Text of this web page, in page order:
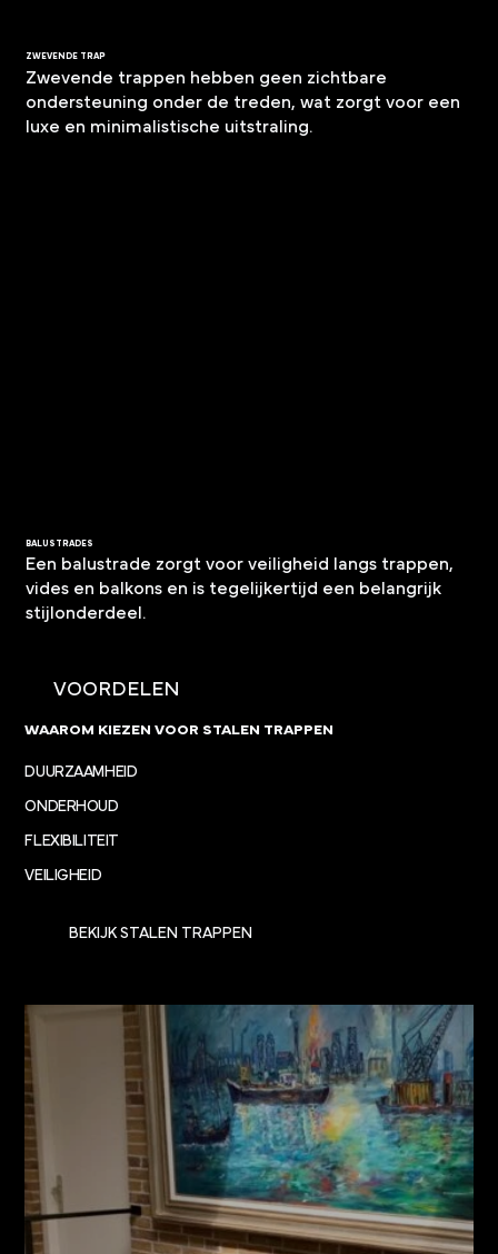
ZWEVENDE TRAP
Zwevende trappen hebben geen zichtbare
ondersteuning onder de treden, wat zorgt voor een
luxe en minimalistische uitstraling.
BALUSTRADES
Een balustrade zorgt voor veiligheid langs trappen,
vides en balkons en is tegelijkertijd een belangrijk
stijlonderdeel.
VOORDELEN
WAAROM KIEZEN VOOR STALEN TRAPPEN
DUURZAAMHEID
ONDERHOUD
FLEXIBILITEIT
VEILIGHEID
BEKIJK STALEN TRAPPEN